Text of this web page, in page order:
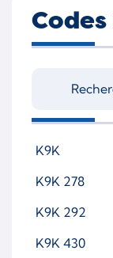
K9K
K9K 278
K9K 292
K9K 430